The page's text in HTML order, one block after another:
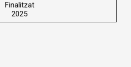
Finalitzat
2025